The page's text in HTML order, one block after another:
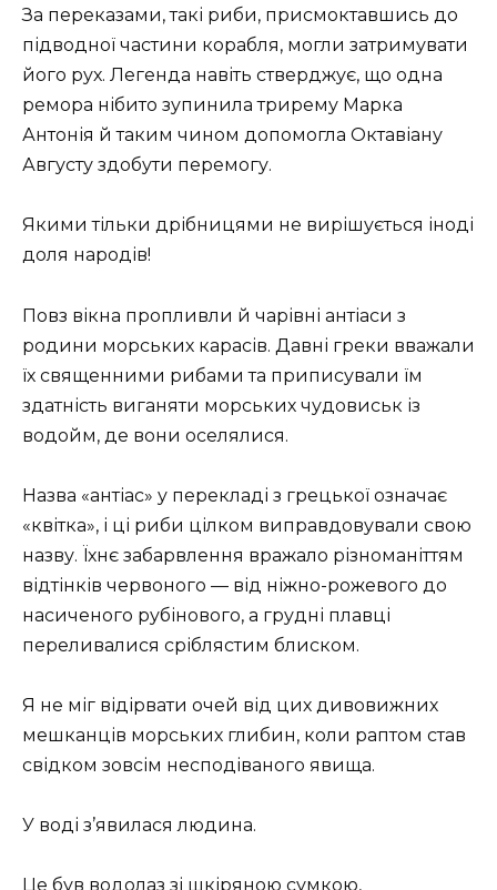
За переказами, такі риби, присмоктавшись до
підводної частини корабля, могли затримувати
його рух. Легенда навіть стверджує, що одна
ремора нібито зупинила трирему Марка
Антонія й таким чином допомогла Октавіану
Августу здобути перемогу.
Якими тільки дрібницями не вирішується іноді
доля народів!
Повз вікна пропливли й чарівні антіаси з
родини морських карасів. Давні греки вважали
їх священними рибами та приписували їм
здатність виганяти морських чудовиськ із
водойм, де вони оселялися.
Назва «антіас» у перекладі з грецької означає
«квітка», і ці риби цілком виправдовували свою
назву. Їхнє забарвлення вражало різноманіттям
відтінків червоного — від ніжно-рожевого до
насиченого рубінового, а грудні плавці
переливалися сріблястим блиском.
Я не міг відірвати очей від цих дивовижних
мешканців морських глибин, коли раптом став
свідком зовсім несподіваного явища.
У воді з’явилася людина.
Це був водолаз зі шкіряною сумкою,